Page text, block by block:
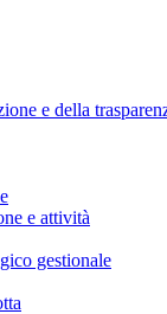
e della
e attività
gestionale